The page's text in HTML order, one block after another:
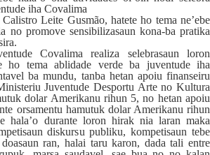
iha Covalima
Leite Gusmão, hatete ho tema ne’ebe
no promove sensibilizasaun kona-ba pratika
Covalima realiza selebrasaun loron
ho tema ablidade verde ba juventude iha
ba mundu, tanba hetan apoiu finanseiru
Juventude Desportu Arte no Kultura
dolar Amerikanu rihun 5, no hetan apoiu
orsamentu hamutuk dolar Amerikanu rihun
hala’o durante loron hirak nia laran maka
diskursu publiku, kompetisaun tebe
ran, halai taru karon, dada tali entre